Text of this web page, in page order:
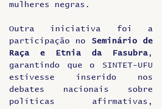
mulheres negras.
Outra iniciativa foi a
participação no Seminário de
Raça e Etnia da Fasubra,
garantindo que o SINTET-UFU
estivesse inserido nos
debates nacionais sobre
políticas afirmativas,